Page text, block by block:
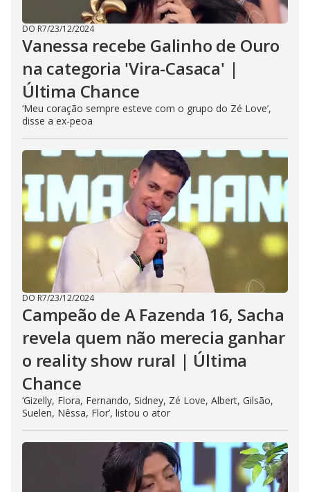
DO R7/23/12/2024
Vanessa recebe Galinho de Ouro
na categoria 'Vira-Casaca' |
Última Chance
‘Meu coração sempre esteve com o grupo do Zé Love’,
disse a ex-peoa
DO R7/23/12/2024
Campeão de A Fazenda 16, Sacha
revela quem não merecia ganhar
o reality show rural | Última
Chance
‘Gizelly, Flora, Fernando, Sidney, Zé Love, Albert, Gilsão,
Suelen, Nêssa, Flor’, listou o ator